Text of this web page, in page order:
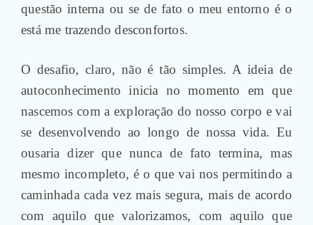
questão interna ou se de fato o meu entorno é o
está me trazendo desconfortos.
O desafio, claro, não é tão simples. A ideia de
autoconhecimento inicia no momento em que
nascemos com a exploração do nosso corpo e vai
se desenvolvendo ao longo de nossa vida. Eu
ousaria dizer que nunca de fato termina, mas
mesmo incompleto, é o que vai nos permitindo a
caminhada cada vez mais segura, mais de acordo
com aquilo que valorizamos, com aquilo que